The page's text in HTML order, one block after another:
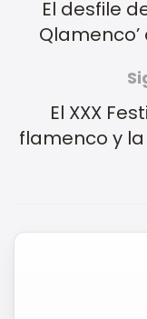
El desfile
El XXX
flamenco y